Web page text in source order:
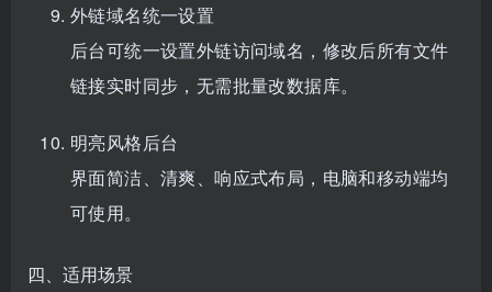
外链域名统一设置
后台可统一设置外链访问域名，修改后所有文件
链接实时同步，无需批量改数据库。
明亮风格后台
界面简洁、清爽、响应式布局，电脑和移动端均
可使用。
四、适用场景